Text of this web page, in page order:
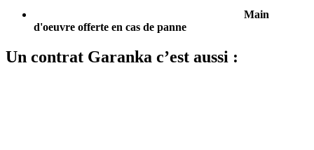
Main
d'oeuvre offerte en cas de panne
Un contrat Garanka c’est aussi :